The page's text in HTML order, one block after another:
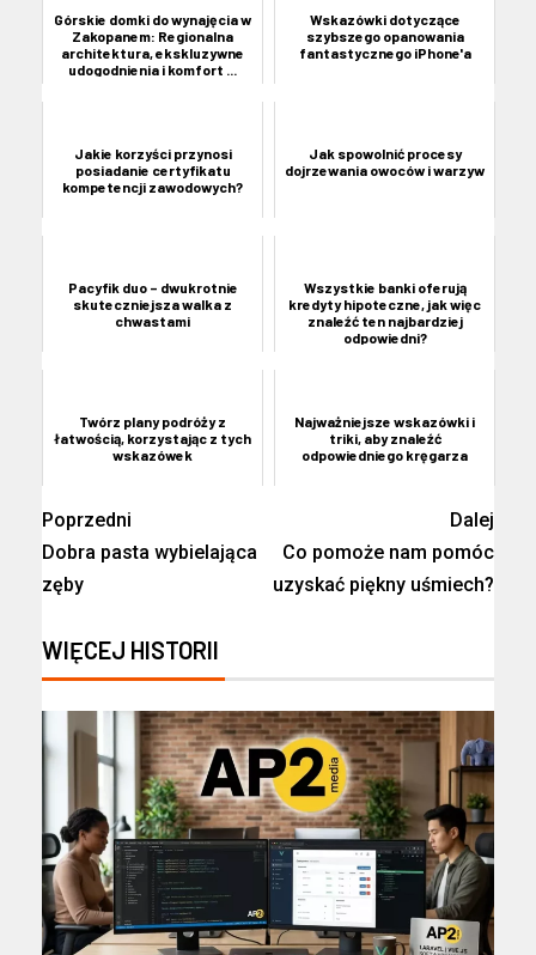
Górskie domki do wynajęcia w
Zakopanem: Regionalna
architektura, ekskluzywne
udogodnienia i komfort ...
Wskazówki dotyczące
szybszego opanowania
fantastycznego iPhone'a
Jakie korzyści przynosi
posiadanie certyfikatu
kompetencji zawodowych?
Jak spowolnić procesy
dojrzewania owoców i warzyw
Pacyfik duo – dwukrotnie
skuteczniejsza walka z
chwastami
Wszystkie banki oferują
kredyty hipoteczne, jak więc
znaleźć ten najbardziej
odpowiedni?
Twórz plany podróży z
łatwością, korzystając z tych
wskazówek
Najważniejsze wskazówki i
triki, aby znaleźć
odpowiedniego kręgarza
Poprzedni
Dobra pasta wybielająca
zęby
Dalej
Co pomoże nam pomóc
uzyskać piękny uśmiech?
WIĘCEJ HISTORII